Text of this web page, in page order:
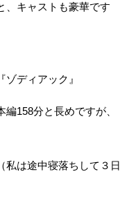
、キャストも豪華です
『ゾディアック』
編158分と長めですが、
（私は途中寝落ちして３